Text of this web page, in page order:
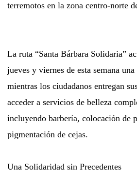
terremotos en la zona centro-norte
La ruta “Santa Bárbara Solidaria”
jueves y viernes de esta semana
mientras los ciudadanos entregan
acceder a servicios de belleza
incluyendo barbería, colocación de
pigmentación de cejas.
Una Solidaridad sin Precedentes